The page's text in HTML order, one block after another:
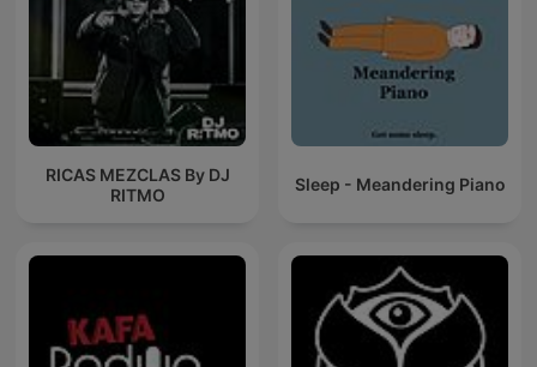
RICAS MEZCLAS By DJ
RITMO
Sleep - Meandering Piano